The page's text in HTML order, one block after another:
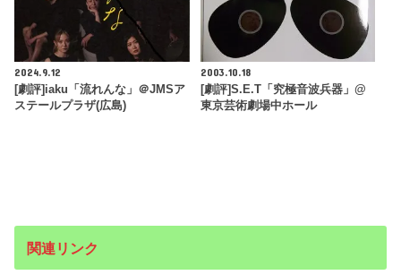
2024.9.12
[劇評]iaku「流れんな」＠JMSア
ステールプラザ(広島)
2003.10.18
[劇評]S.E.T「究極音波兵器」@
東京芸術劇場中ホール
関連リンク